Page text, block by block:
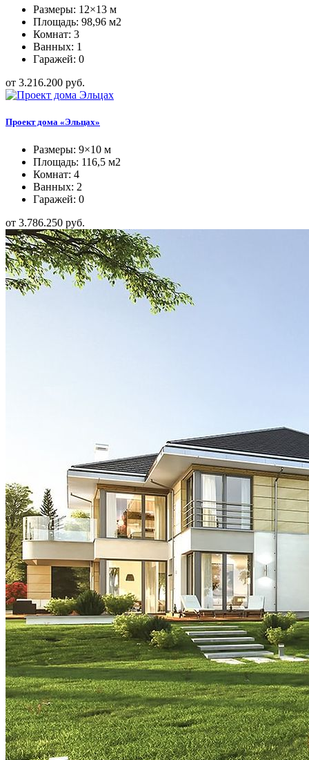
Размеры: 12×13 м
Площадь: 98,96 м2
Комнат: 3
Ванных: 1
Гаражей: 0
от 3.216.200 руб.
Проект дома «Эльцах»
Размеры: 9×10 м
Площадь: 116,5 м2
Комнат: 4
Ванных: 2
Гаражей: 0
от 3.786.250 руб.